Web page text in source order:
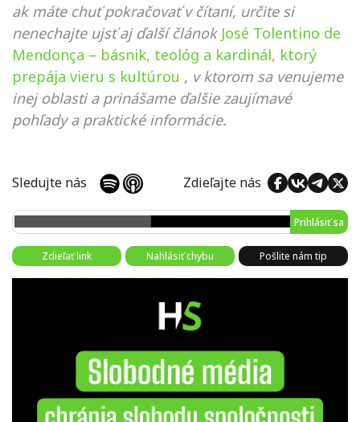
ak máte chuť pokračovať v čítaní, určite si
nenechajte ujsť aj ďalší článok José Tolentino de
Mendonça – básnik, teológ a kardinál, ktorý
prepája vieru s kultúrou , v ktorom sa venujeme
inej oblasti a prinášame ďalšie zaujímavé
pohľady a praktické informácie.
Sledujte nás Zdieľajte nás
Prihlásiť sa
Zdieľať link Nahlásiť chybu Pošlite nám tip